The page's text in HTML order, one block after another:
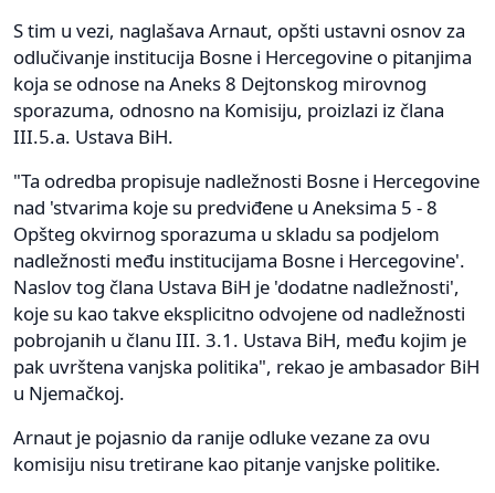
S tim u vezi, naglašava Arnaut, opšti ustavni osnov za
odlučivanje institucija Bosne i Hercegovine o pitanjima
koja se odnose na Aneks 8 Dejtonskog mirovnog
sporazuma, odnosno na Komisiju, proizlazi iz člana
III.5.a. Ustava BiH.
"Ta odredba propisuje nadležnosti Bosne i Hercegovine
nad 'stvarima koje su predviđene u Aneksima 5 - 8
Opšteg okvirnog sporazuma u skladu sa podjelom
nadležnosti među institucijama Bosne i Hercegovine'.
Naslov tog člana Ustava BiH je 'dodatne nadležnosti',
koje su kao takve eksplicitno odvojene od nadležnosti
pobrojanih u članu III. 3.1. Ustava BiH, među kojim je
pak uvrštena vanjska politika", rekao je ambasador BiH
u Njemačkoj.
Arnaut je pojasnio da ranije odluke vezane za ovu
komisiju nisu tretirane kao pitanje vanjske politike.